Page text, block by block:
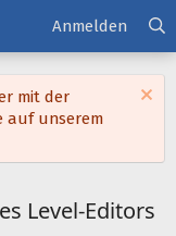
Anmelden
mit der
auf unserem
Level-Editors